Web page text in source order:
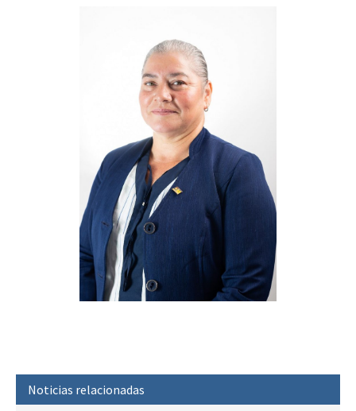
Noticias relacionadas